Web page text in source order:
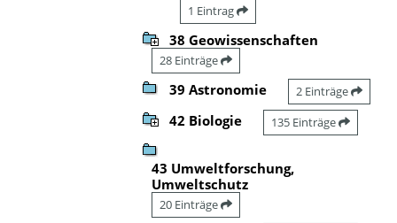
1 Eintrag
38 Geowissenschaften
28 Einträge
39 Astronomie 2 Einträge
42 Biologie 135 Einträge
43 Umweltforschung,
Umweltschutz
20 Einträge